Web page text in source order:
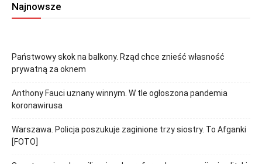
Najnowsze
Państwowy skok na balkony. Rząd chce znieść własność
prywatną za oknem
Anthony Fauci uznany winnym. W tle ogłoszona pandemia
koronawirusa
Warszawa. Policja poszukuje zaginione trzy siostry. To Afganki
[FOTO]